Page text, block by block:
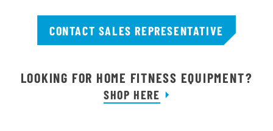
CONTACT SALES REPRESENTATIVE
LOOKING FOR HOME FITNESS EQUIPMENT?
SHOP HERE